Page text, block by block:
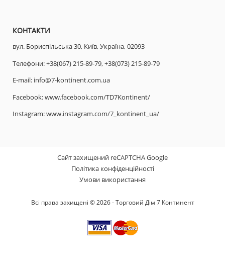
КОНТАКТИ
вул. Бориспільська 30, Київ, Україна, 02093
Телефони:+38(067) 215-89-79,+38(073) 215-89-79
E-mail: info@7-kontinent.com.ua
Facebook:www.facebook.com/TD7Kontinent/
Instagram:www.instagram.com/7_kontinent_ua/
Сайт захищений reCAPTCHA Google
Політика конфіденційності
Умови використання
Всі права захищені © 2026 - Торговий Дім 7 Континент